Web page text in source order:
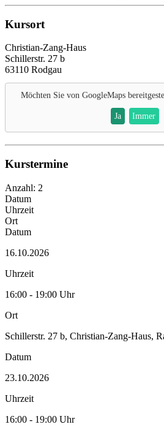
Kursort
Christian-Zang-Haus
Schillerstr. 27 b
63110 Rodgau
Möchten Sie von GoogleMaps
Ja Immer
Kurstermine
Anzahl: 2
Datum
Uhrzeit
Ort
Datum
16.10.2026
Uhrzeit
16:00 - 19:00 Uhr
Ort
Schillerstr. 27 b, Christian-Zang-Haus,
Datum
23.10.2026
Uhrzeit
16:00 - 19:00 Uhr